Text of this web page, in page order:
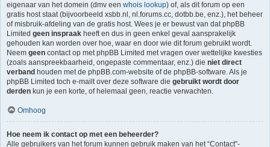
eigenaar van het domein (dmv een whois lookup) of, als dit forum op een
gratis host staat (bijvoorbeeld xsbb.nl, nl.forums.cc, dotbb.be, enz.), het beheer
of misbruik-afdeling van de gratis host. Wees je er bewust van dat phpBB
Limited geen inspraak heeft en dus in geen enkel geval aansprakelijk
gehouden kan worden over hoe, waar en door wie dit forum gebruikt wordt.
Neem geen contact op met phpBB Limited met vragen over wettelijke kwesties
(zoals aanspreekbaarheid, ongepaste commentaar, enz.) die niet direct
verband houden met de phpBB.com-website of de phpBB-software. Als je
phpBB Limited toch e-mailt over deze software die gebruikt wordt door
derden kun je een korte, of helemaal geen, reactie verwachten.
Omhoog
Hoe neem ik contact op met een beheerder?
Alle gebruikers van het forum kunnen gebruik maken van het “Contact”-